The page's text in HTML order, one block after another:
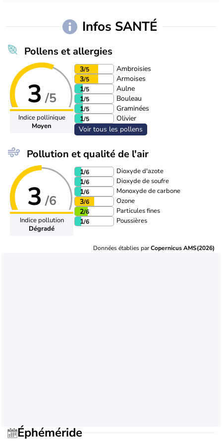
Infos SANTÉ
Pollens et allergies
3 /5
Indice pollinique
Moyen
3/5
Ambroisies
3/5
Armoises
1/5
Aulne
1/5
Bouleau
1/5
Graminées
1/5
Olivier
Voir tous les pollens
Pollution et qualité de l'air
3 /6
Indice pollution
Dégradé
1/6 Dioxyde d'azote
1/6 Dioxyde de soufre
1/6 Monoxyde de carbone
3/6 Ozone
2/6 Particules fines
1/6 Poussières
Données établies parCopernicus AMS(2026)
Éphéméride